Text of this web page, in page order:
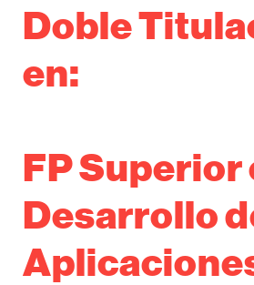
Doble
en:
FP Superior
Desarrollo